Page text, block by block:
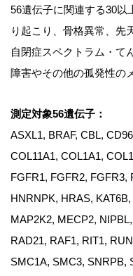
56遺伝子に関連する30以
り起こり、骨格異常、先
自閉症スペクトラム・て
障害やその他の孤発性の
測定対象56遺伝子：
ASXL1, BRAF, CBL,
COL11A1, COL1A1,
FGFR1, FGFR2, FGFR3,
HNRNPK, HRAS,
MAP2K2, MECP2,
RAD21, RAF1, RIT1,
SMC1A, SMC3, SNRPB,